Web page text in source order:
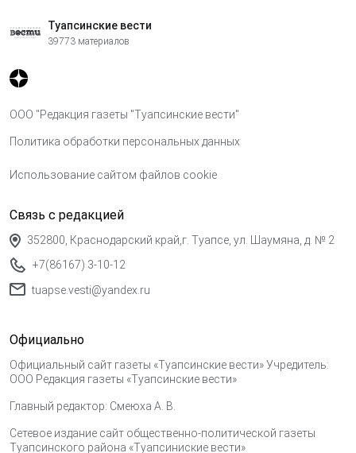
Туапсинские вести
39773 материалов
ООО "Редакция газеты "Туапсинские вести"
Политика обработки персональных данных
Использование сайтом файлов cookie
Связь с редакцией
352800, Краснодарский край,г. Туапсе, ул. Шаумяна, д. № 2
+7(86167) 3-10-12
tuapse.vesti@yandex.ru
Официально
Официальный сайт газеты «Туапсинские вести» Учредитель:
ООО Редакция газеты «Туапсинские вести»
Главный редактор: Смеюха А. В.
Сетевое издание сайт общественно-политической газеты
Туапсинского района «Туапсиниские вести»